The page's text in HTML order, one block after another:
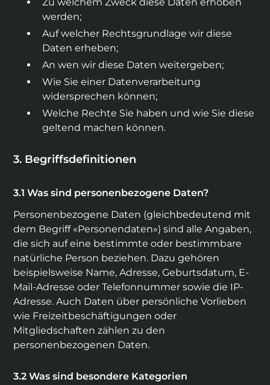
werden;
Auf welcher Rechtsgrundlage wir diese
Daten erheben;
An wen wir diese Daten weitergeben;
Wie Sie einer Datenverarbeitung
widersprechen können;
Welche Rechte Sie haben und wie Sie diese
geltend machen können.
Begriffsdefinitionen
Was sind personenbezogene Daten?
Personenbezogene Daten (gleichbedeutend mit
dem Begriff «Personendaten») sind alle Angaben,
die sich auf eine bestimmte oder bestimmbare
natürliche Person beziehen. Dazu gehören
beispielsweise Name, Adresse, Geburtsdatum, E-
Mail-Adresse oder Telefonnummer sowie die IP-
Adresse. Auch Daten über persönliche Vorlieben
wie Freizeitbeschäftigungen oder
Mitgliedschaften zählen zu den
personenbezogenen Daten.
Was sind besondere Kategorien